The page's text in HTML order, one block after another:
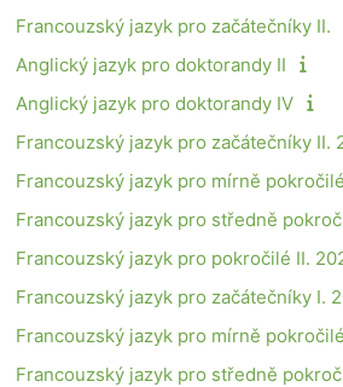
Francouzský jazyk pro začátečníky II.
Anglický jazyk pro doktorandy II
Anglický jazyk pro doktorandy IV
Francouzský jazyk pro začátečníky II.
Francouzský jazyk pro mírně
Francouzský jazyk pro středně
Francouzský jazyk pro pokročilé II.
Francouzský jazyk pro začátečníky I.
Francouzský jazyk pro mírně
Francouzský jazyk pro středně